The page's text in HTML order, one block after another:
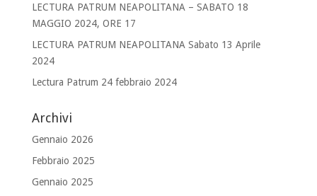
LECTURA PATRUM NEAPOLITANA – SABATO 18
MAGGIO 2024, ORE 17
LECTURA PATRUM NEAPOLITANA Sabato 13 Aprile
2024
Lectura Patrum 24 febbraio 2024
Archivi
Gennaio 2026
Febbraio 2025
Gennaio 2025